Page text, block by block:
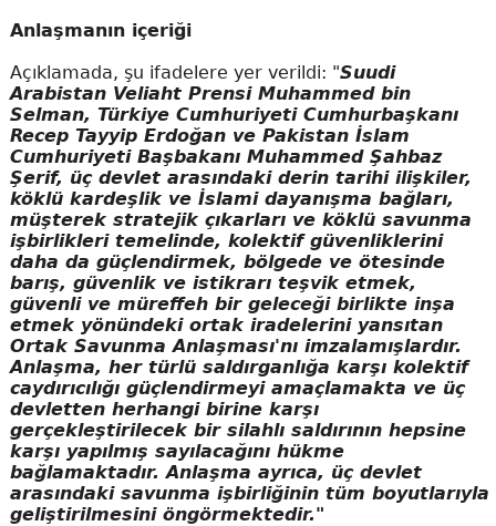
Anlaşmanın içeriği
Açıklamada, şu ifadelere yer verildi: "Suudi
Arabistan Veliaht Prensi Muhammed bin
Selman, Türkiye Cumhuriyeti Cumhurbaşkanı
Recep Tayyip Erdoğan ve Pakistan İslam
Cumhuriyeti Başbakanı Muhammed Şahbaz
Şerif, üç devlet arasındaki derin tarihi ilişkiler,
köklü kardeşlik ve İslami dayanışma bağları,
müşterek stratejik çıkarları ve köklü savunma
işbirlikleri temelinde, kolektif güvenliklerini
daha da güçlendirmek, bölgede ve ötesinde
barış, güvenlik ve istikrarı teşvik etmek,
güvenli ve müreffeh bir geleceği birlikte inşa
etmek yönündeki ortak iradelerini yansıtan
Ortak Savunma Anlaşması'nı imzalamışlardır.
Anlaşma, her türlü saldırganlığa karşı kolektif
caydırıcılığı güçlendirmeyi amaçlamakta ve üç
devletten herhangi birine karşı
gerçekleştirilecek bir silahlı saldırının hepsine
karşı yapılmış sayılacağını hükme
bağlamaktadır. Anlaşma ayrıca, üç devlet
arasındaki savunma işbirliğinin tüm boyutlarıyla
geliştirilmesini öngörmektedir."